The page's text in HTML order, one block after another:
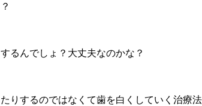
るんでしょ？大丈夫なのかな？
りするのではなくて歯を白くしていく治療